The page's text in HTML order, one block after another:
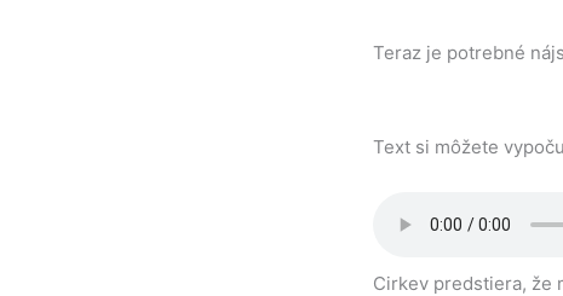
Teraz je potrebné
Text si môžete
Cirkev predstiera, že